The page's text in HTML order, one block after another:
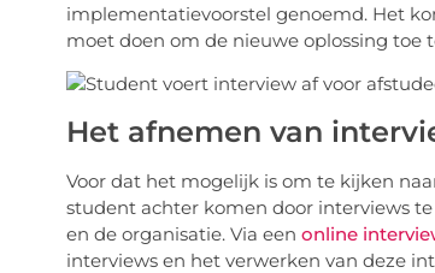
implementatievoorstel genoemd. Het
moet doen om de nieuwe oplossing toe
Het afnemen van
Voor dat het mogelijk is om te kijken
student achter komen door interviews
en de organisatie. Via een online
interviews en het verwerken van deze